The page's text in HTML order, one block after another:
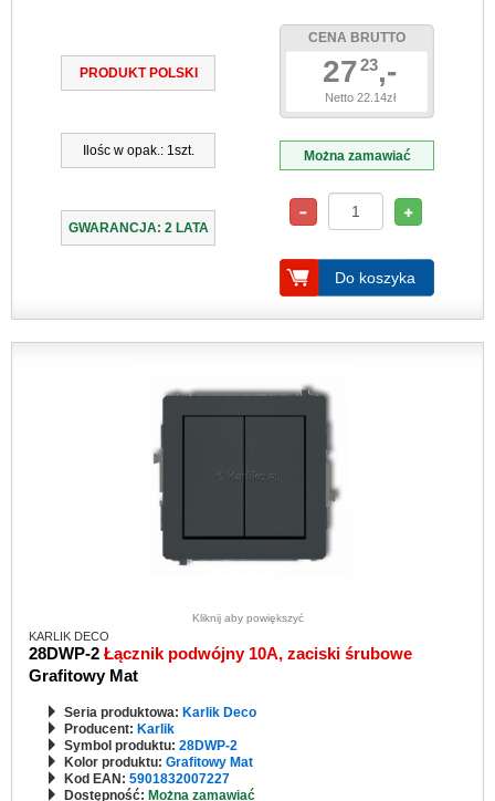
PRODUKT POLSKI
Ilośc w opak.: 1szt.
GWARANCJA: 2 LATA
CENA BRUTTO
2723,-
Netto 22.14zł
Można zamawiać
Do koszyka
Kliknij aby powiększyć
KARLIK DECO
28DWP-2 Łącznik podwójny 10A, zaciski śrubowe
Grafitowy Mat
Seria produktowa: Karlik Deco
Producent: Karlik
Symbol produktu: 28DWP-2
Kolor produktu: Grafitowy Mat
Kod EAN: 5901832007227
Dostępność: Można zamawiać